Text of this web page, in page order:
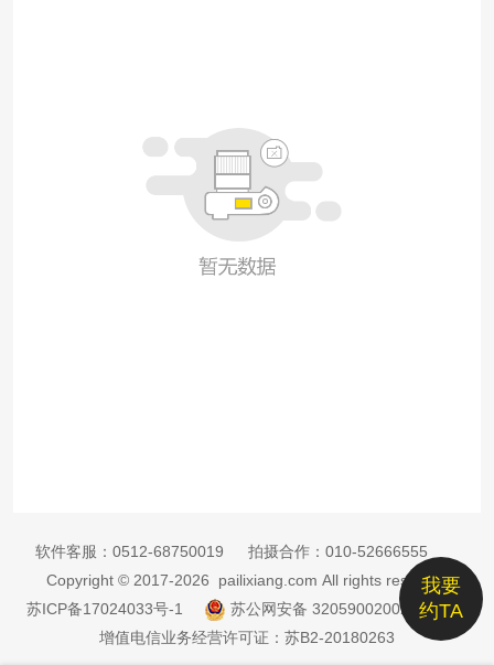
我要
约TA
软件客服： 0512-68750019 拍摄合作： 010-52666555
Copyright © 2017-2026 pailixiang.com All rights reserved
苏ICP备17024033号-1
苏公网安备 32059002002885号
增值电信业务经营许可证：苏B2-20180263